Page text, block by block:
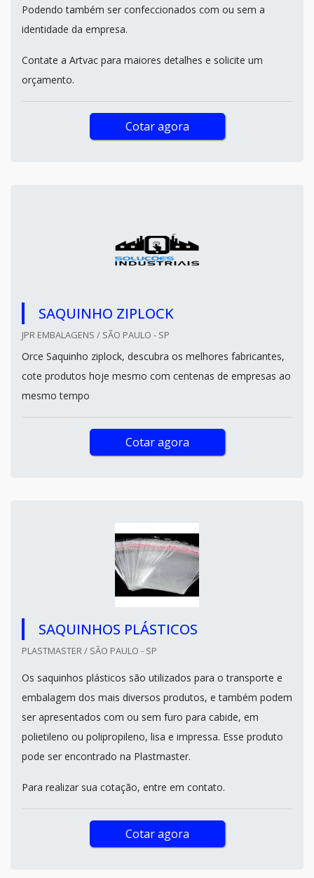
Podendo também ser confeccionados com ou sem a
identidade da empresa.
Contate a Artvac para maiores detalhes e solicite um
orçamento.
Cotar agora
SAQUINHO ZIPLOCK
JPR EMBALAGENS / SÃO PAULO - SP
Orce Saquinho ziplock, descubra os melhores fabricantes,
cote produtos hoje mesmo com centenas de empresas ao
mesmo tempo
Cotar agora
SAQUINHOS PLÁSTICOS
PLASTMASTER / SÃO PAULO - SP
Os saquinhos plásticos são utilizados para o transporte e
embalagem dos mais diversos produtos, e também podem
ser apresentados com ou sem furo para cabide, em
polietileno ou polipropileno, lisa e impressa. Esse produto
pode ser encontrado na Plastmaster.
Para realizar sua cotação, entre em contato.
Cotar agora